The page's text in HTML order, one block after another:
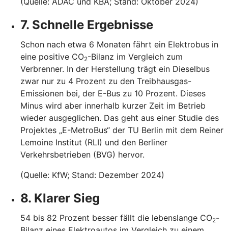
7. Schnelle Ergebnisse
Schon nach etwa 6 Monaten fährt ein Elektrobus in
eine positive CO2-Bilanz im Vergleich zum
Verbrenner. In der Herstellung trägt ein Dieselbus
zwar nur zu 4 Prozent zu den Treibhausgas-
Emissionen bei, der E-Bus zu 10 Prozent. Dieses
Minus wird aber innerhalb kurzer Zeit im Betrieb
wieder ausgeglichen. Das geht aus einer Studie des
Projektes „E-MetroBus“ der TU Berlin mit dem Reiner
Lemoine Institut (RLI) und den Berliner
Verkehrsbetrieben (BVG) hervor.
(Quelle: KfW; Stand: Dezember 2024)
8. Klarer Sieg
54 bis 82 Prozent besser fällt die lebenslange CO2-